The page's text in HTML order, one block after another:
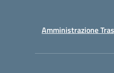
Amministrazione